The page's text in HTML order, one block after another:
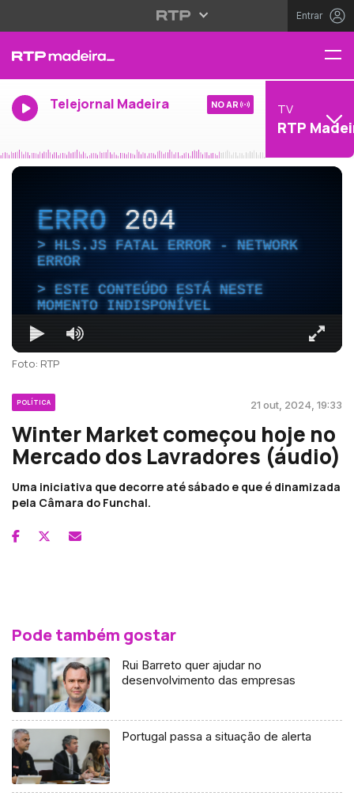
Entrar
Telejornal Madeira NO AR TV
RTP
ERRO204
HLS.JS FATAL ERROR - NETWORK
ERROR
ESTE CONTEÚDO ESTÁ NESTE
MOMENTO INDISPONÍVEL
Foto: RTP
POLÍTICA 21 out, 2024, 19:33
Winter Market começou hoje no
Mercado dos Lavradores (áudio)
Uma iniciativa que decorre até sábado e que é dinamizada
pela Câmara do Funchal.
Pode também gostar
Rui Barreto quer ajudar no
desenvolvimento das empresas
Portugal passa a situação de alerta